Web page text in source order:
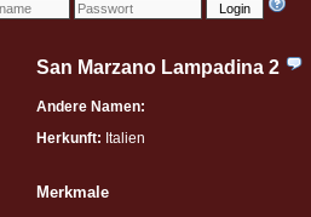
Login
San Marzano Lampadina 2
Andere Namen:
Herkunft: Italien
Merkmale